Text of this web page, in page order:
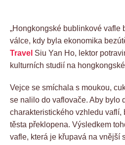
„Hongkongské bublinkové vafle
válce, kdy byla ekonomika
Travel Siu Yan Ho, lektor
kulturních studií na
Vejce se smíchala s moukou,
se nalilo do vaflovače. Aby bylo
charakteristického vzhledu vaflí,
těsta překlopena. Výsledkem
vafle, která je křupavá na vnější